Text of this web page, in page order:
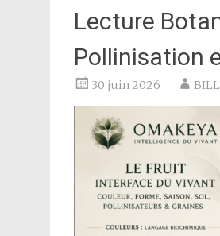
Lecture
Pollinisation
30 juin 2026